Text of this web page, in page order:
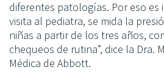
diferentes patologías. Por eso
visita al pediatra, se mida la
niñas a partir de los tres años,
chequeos de rutina”, dice la Dra.
Médica de Abbott.